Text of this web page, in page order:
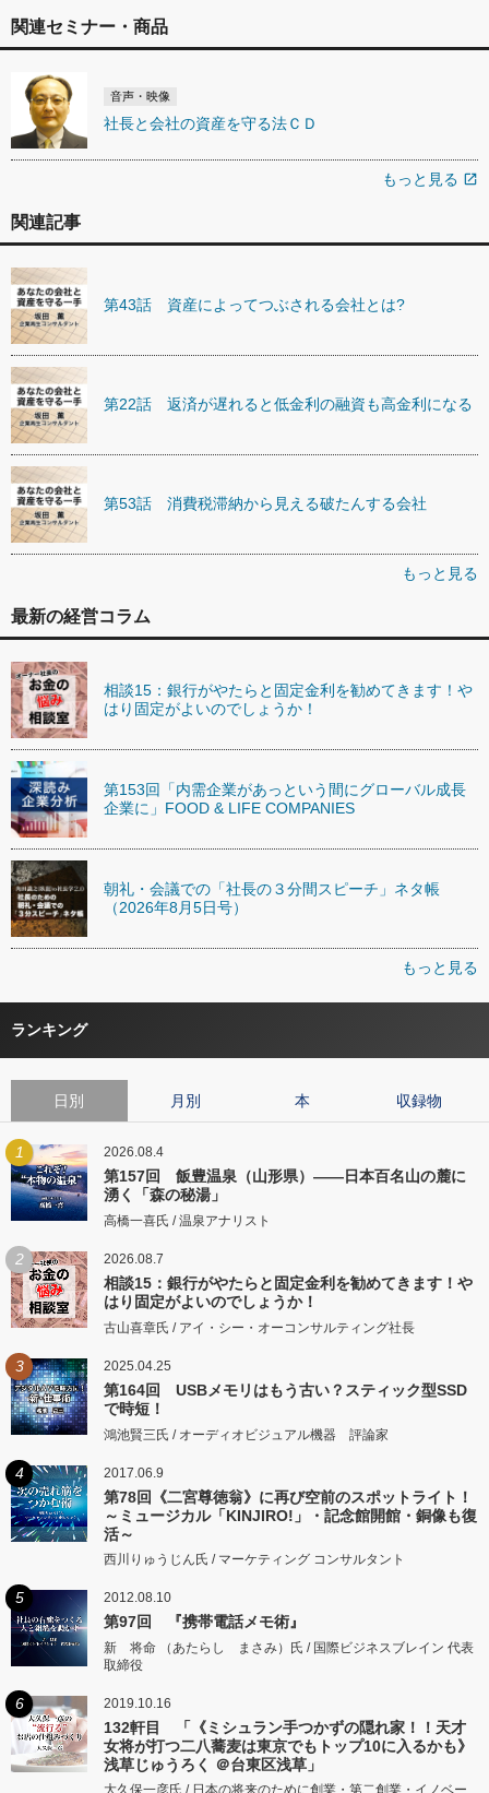
関連セミナー・商品
音声・映像
社長と会社の資産を守る法ＣＤ
もっと見る open_in_new
関連記事
第43話 資産によってつぶされる会社とは?
第22話 返済が遅れると低金利の融資も高金利になる
第53話 消費税滞納から見える破たんする会社
もっと見る
最新の経営コラム
相談15：銀行がやたらと固定金利を勧めてきます！や
はり固定がよいのでしょうか！
第153回「内需企業があっという間にグローバル成長
企業に」FOOD & LIFE COMPANIES
朝礼・会議での「社長の３分間スピーチ」ネタ帳
（2026年8月5日号）
もっと見る
ランキング
日別 月別 本 収録物
1 2026.08.4
第157回 飯豊温泉（山形県）――日本百名山の麓に
湧く「森の秘湯」
高橋一喜氏 / 温泉アナリスト
2 2026.08.7
相談15：銀行がやたらと固定金利を勧めてきます！や
はり固定がよいのでしょうか！
古山喜章氏 / アイ・シー・オーコンサルティング社長
3 2025.04.25
第164回 USBメモリはもう古い？スティック型SSD
で時短！
鴻池賢三氏 / オーディオビジュアル機器 評論家
4 2017.06.9
第78回《二宮尊徳翁》に再び空前のスポットライト！
～ミュージカル「KINJIRO!」・記念館開館・銅像も復
活～
西川りゅうじん氏 / マーケティング コンサルタント
5 2012.08.10
第97回 『携帯電話メモ術』
新 将命 （あたらし まさみ）氏 / 国際ビジネスブレイン 代表
取締役
6 2019.10.16
132軒目 「《ミシュラン手つかずの隠れ家！！天才
女将が打つ二八蕎麦は東京でもトップ10に入るかも》
浅草じゅうろく ＠台東区浅草」
大久保一彦氏 / 日本の将来のために創業・第二創業・イノベー